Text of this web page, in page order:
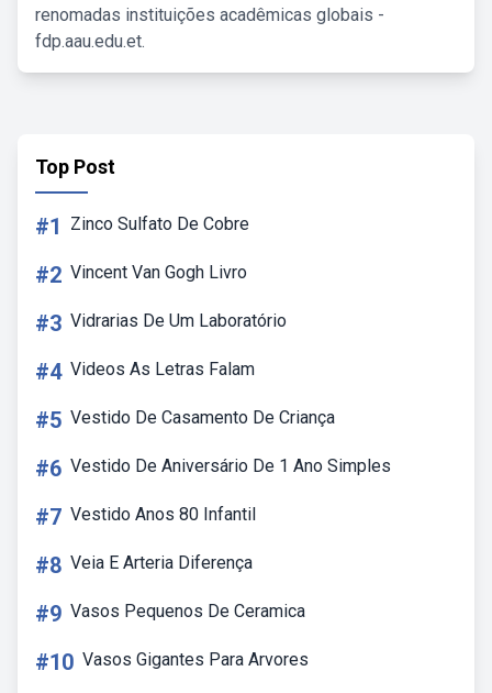
renomadas instituições acadêmicas globais -
fdp.aau.edu.et.
Top Post
#1 Zinco Sulfato De Cobre
#2 Vincent Van Gogh Livro
#3 Vidrarias De Um Laboratório
#4 Videos As Letras Falam
#5 Vestido De Casamento De Criança
#6 Vestido De Aniversário De 1 Ano Simples
#7 Vestido Anos 80 Infantil
#8 Veia E Arteria Diferença
#9 Vasos Pequenos De Ceramica
#10 Vasos Gigantes Para Arvores